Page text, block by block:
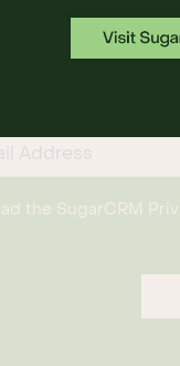
trends, tips,
the SugarCRM